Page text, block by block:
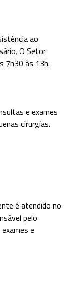
ao
O Setor
7h30 às 13h.
e exames
cirurgias.
é atendido no
pelo
e